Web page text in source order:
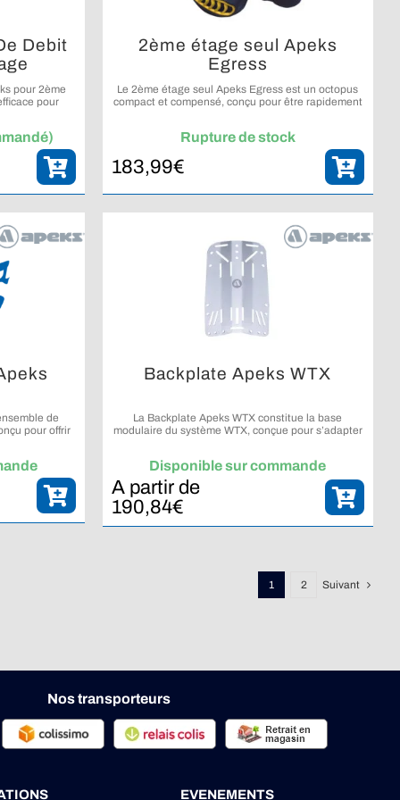
Debit
pour 2ème
pour
2ème étage seul Apeks
Egress
Le 2ème étage seul Apeks Egress est un octopus
compact et compensé, conçu pour être rapidement
Rupture de stock
183,99€
de
pour offrir
Backplate Apeks WTX
La Backplate Apeks WTX constitue la base
modulaire du système WTX, conçue pour s’adapter
Disponible sur commande
A partir de
190,84€
1 2 Suivant
Nos transporteurs
EVENEMENTS